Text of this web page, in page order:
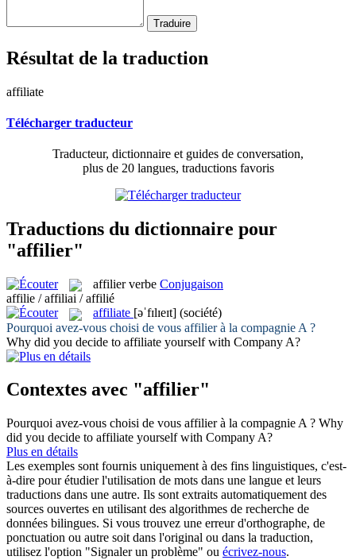
Résultat de la traduction
affiliate
Télécharger traducteur
Traducteur, dictionnaire et guides de conversation,
plus de 20 langues, traductions favoris
Traductions du dictionnaire pour
"affilier"
affilier verbe Conjugaison
affilie / affiliai / affilié
affiliate [əˈfɪlɪeɪt] (société)
Pourquoi avez-vous choisi de vous affilierà la compagnie A ?
Why did you decide to affiliate yourself with Company A?
Contextes avec "affilier"
Pourquoi avez-vous choisi de vous affilierà la compagnie A ? Why
did you decide to affiliate yourself with Company A?
Plus en détails
Les exemples sont fournis uniquement à des fins linguistiques, c'est-
à-dire pour étudier l'utilisation de mots dans une langue et leurs
traductions dans une autre. Ils sont extraits automatiquement des
sources ouvertes en utilisant des algorithmes de recherche de
données bilingues. Si vous trouvez une erreur d'orthographe, de
ponctuation ou autre soit dans l'original ou dans la traduction,
utilisez l'option "Signaler un problème" ou écrivez-nous.